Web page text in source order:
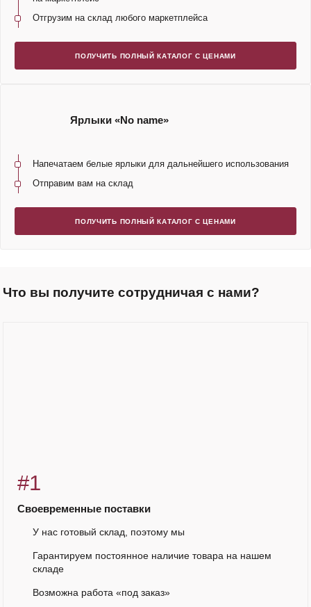
Отгрузим на склад любого маркетплейса
ПОЛУЧИТЬ ПОЛНЫЙ КАТАЛОГ С ЦЕНАМИ
Ярлыки «No name»
Напечатаем белые ярлыки для дальнейшего использования
Отправим вам на склад
ПОЛУЧИТЬ ПОЛНЫЙ КАТАЛОГ С ЦЕНАМИ
Что вы получите сотрудничая с нами?
#1
Своевременные поставки
У нас готовый склад, поэтому мы
Гарантируем постоянное наличие товара на нашем
складе
Возможна работа «под заказ»